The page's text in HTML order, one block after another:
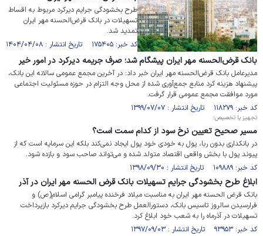
طرح بخشودگی جرایم دیرکرد مربوط به اقساط
تسهیلات در بانک قرض‌الحسنه مهر ایران
تمدید شد.
کد خبر: ۱۷۵۴۰۵ تاریخ انتشار : ۱۴۰۴/۰۴/۰۸
بانک قرض‌الحسنه مهر ایران پیشگام شد؛ صرف جریمه دیرکرد در امور خیر
مدیرعامل بانک قرض‌الحسنه مهر ایران خبر داد: در آخرین مجمع عمومی سالانه این بانک،
پیشنهاد هزینه کرد منابع جمع‌آوری شده از محل وجه التزام در حوزه مسئولیت اجتماعی
مورد موافقت مجمع عمومی قرار گرفت.
کد خبر: ۱۱۸۲۷۹ تاریخ انتشار : ۱۳۹۹/۰۷/۰۷
تجهیز یا تخصیص؛
مسیر صحیح تعیین نرخ سود از کدام سمت است؟
در بانکداری بدون ربا، پول به خودی خود پول ایجاد نمی‌کند بلکه این سرمایه است که از
پیوند پول با بخش واقعی اقتصاد متولد شده و می‌تواند صاحب سود و بازده شود.
کد خبر: ۱۰۹۸۸۹ تاریخ انتشار : ۱۳۹۸/۰۹/۳۰
ابلاغ طرح بخشودگی جرایم تسهیلات بانک قرض الحسنه مهر ایران در آذر
بانک قرض الحسنه مهر ایران به مناسبت میلاد فرخنده پیامبر گرامی اسلام(ص) و
فرارسیدن سالروز تاسیس بانک، دستورالعمل طرح بخشودگی جرایم دیرکرد بازپرداخت
تسهیلات در آذرماه را به شعب خود ابلاغ کرد.
کد خبر: ۹۳۹۵۳ تاریخ انتشار : ۱۳۹۷/۰۹/۰۳